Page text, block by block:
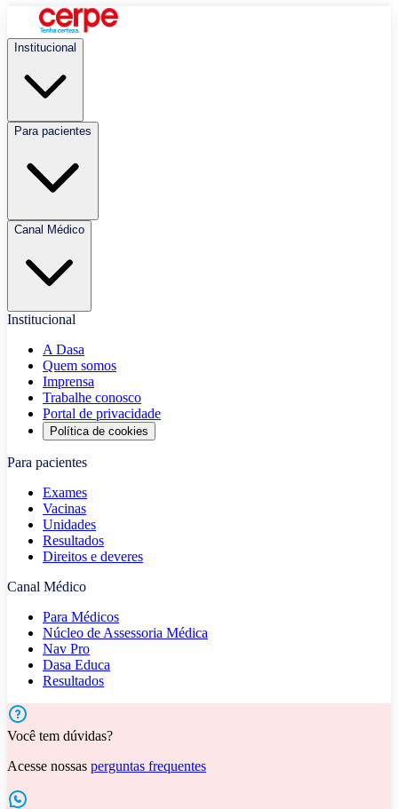
Institucional
Para pacientes
Canal Médico
Institucional
A Dasa
Quem somos
Imprensa
Trabalhe conosco
Portal de privacidade
Política de cookies
Para pacientes
Exames
Vacinas
Unidades
Resultados
Direitos e deveres
Canal Médico
Para Médicos
Núcleo de Assessoria Médica
Nav Pro
Dasa Educa
Resultados
Você tem dúvidas?
Acesse nossas perguntas frequentes